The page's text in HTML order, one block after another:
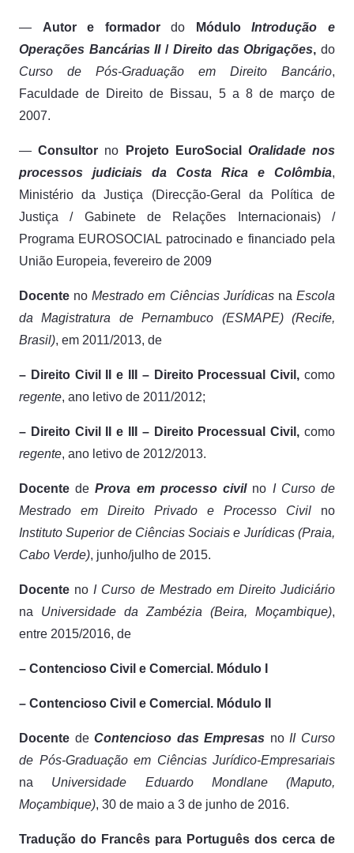
— Autor e formadordo MóduloIntrodução e
Operações Bancárias II/ Direito das Obrigações,do
Curso de Pós-Graduação em Direito Bancário,
Faculdade de Direito de Bissau, 5 a 8 de março de
2007.
—Consultor no Projeto EuroSocial Oralidade nos
processos judiciais da Costa Rica e Colômbia,
Ministério da Justiça (Direcção-Geral da Política de
Justiça / Gabinete de Relações Internacionais) /
Programa EUROSOCIAL patrocinado e financiado pela
União Europeia, fevereiro de 2009
Docente noMestrado em Ciências JurídicasnaEscola
da Magistratura de Pernambuco (ESMAPE)
(Recife,
Brasil), em 2011/2013, de
– Direito Civil II e III – Direito Processual Civil, como
regente, ano letivo de 2011/2012;
– Direito Civil II e III – Direito Processual Civil, como
regente, ano letivo de 2012/2013.
DocentedeProva em processo civilno I Curso de
Mestrado em Direito Privado e Processo Civil no
Instituto Superior de Ciências Sociais e Jurídicas (Praia,
Cabo Verde), junho/julho de 2015.
Docente no I Curso de Mestrado em Direito Judiciário
na Universidade da Zambézia (Beira, Moçambique),
entre 2015/2016, de
– Contencioso Civil e Comercial. Módulo I
– Contencioso Civil e Comercial. Módulo II
Docente deContencioso das Empresas no II Curso
de Pós-Graduação em Ciências Jurídico-Empresariais
na Universidade Eduardo Mondlane (Maputo,
Moçambique), 30 de maio a 3 de junho de 2016.
Tradução do Francês para Português dos cerca de